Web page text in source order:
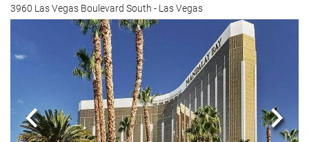
3960 Las Vegas Boulevard South - Las Vegas
Anterior